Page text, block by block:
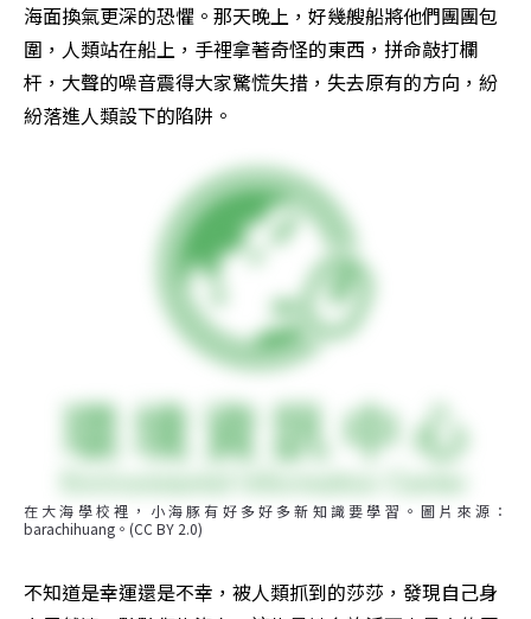
海面換氣更深的恐懼。那天晚上，好幾艘船將他們團團包
圍，人類站在船上，手裡拿著奇怪的東西，拼命敲打欄
杆，大聲的噪音震得大家驚慌失措，失去原有的方向，紛
紛落進人類設下的陷阱。
在大海學校裡，小海豚有好多好多新知識要學習。圖片來源：
barachihuang。(CC BY 2.0)
不知道是幸運還是不幸，被人類抓到的莎莎，發現自己身